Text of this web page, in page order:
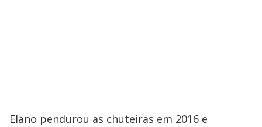
Elano pendurou as chuteiras em 2016 e